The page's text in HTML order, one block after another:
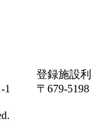
1
登録施設
〒679-